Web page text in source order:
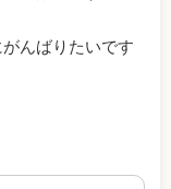
んばりたいです